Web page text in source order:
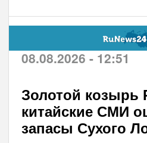
08.08.2026 - 12:51
Золотой козырь
китайские СМИ
запасы Сухого